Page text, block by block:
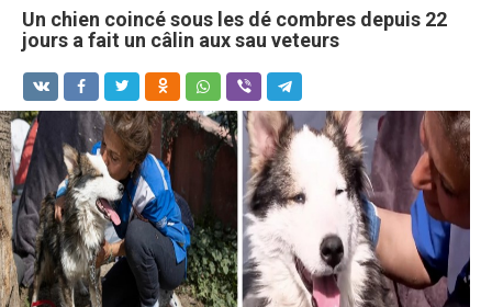
Un chien coincé sous les dé combres depuis 22
jours a fait un câlin aux sau veteurs